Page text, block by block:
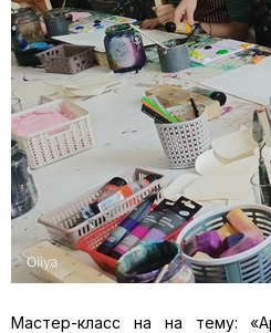
Мастер-класс на на тему: